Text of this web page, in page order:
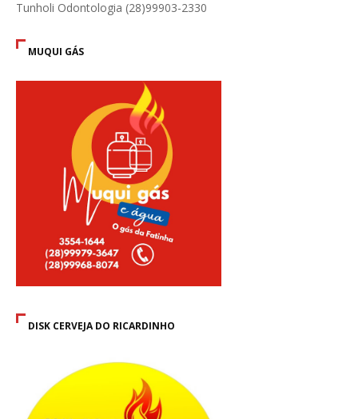
Tunholi Odontologia (28)99903-2330
MUQUI GÁS
DISK CERVEJA DO RICARDINHO